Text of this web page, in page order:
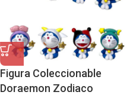
Figura Coleccionable
Doraemon Zodiaco